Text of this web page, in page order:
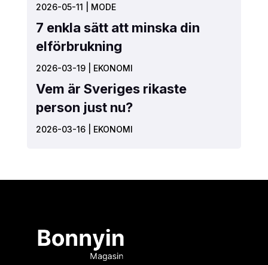
2026-05-11 MODE
7 enkla sätt att minska din
elförbrukning
2026-03-19| EKONOMI
Vem är Sveriges rikaste
person just nu?
2026-03-16| EKONOMI